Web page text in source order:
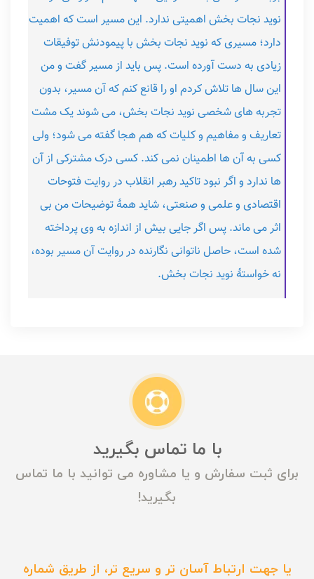
نوید نجات بخش اهمیتی ندارد. این مسیر است که اهمیت
دارد؛ مسیری که نوید نجات بخش با پیمودنش توفیقات
زیادی به دست آورده است. پس باید از مسیر گفت و من
این سال ها تلاش کردم او را قانع کنم که آن مسیر، بدون
تجربه های شخصی نوید نجات بخش، می شوند یک مشت
تعاریف و مفاهیم و کلیات که هم هجا گفته می شود؛ ولی
کسی به آن ها اطمینان نمی کند. کسی درک مشترکی از آن
ها ندارد و اگر نبود تاکید رهبر انقلاب در روایت فتوحات
اقتصادی و علمی و صنعتی، شاید همۀ توضیحات من بی
اثر می ماند. پس اگر جایی بیش از اندازه به وی پرداخته
شده است، حاصل ناتوانی نگارنده در روایت آن مسیر بوده،
نه خواستۀ نوید نجات بخش.
با ما تماس بگیرید
برای ثبت سفارش و یا مشاوره می توانید با ما تماس
بگیرید!
یا جهت ارتباط آسان تر و سریع تر، از طریق شماره